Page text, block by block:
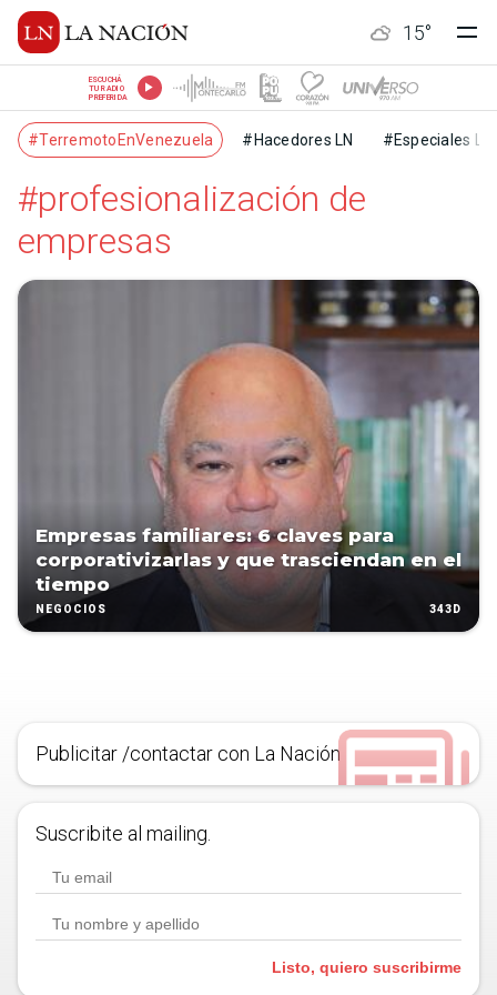
15°
ESCUCHÁ
TU RADIO
PREFERIDA
#TerremotoEnVenezuela #Hacedores LN #Especiales LN
#profesionalización de
empresas
Empresas familiares: 6 claves para
corporativizarlas y que trasciendan en el
tiempo
NEGOCIOS 343D
Publicitar /contactar con La Nación
Suscribite al mailing.
Listo, quiero suscribirme